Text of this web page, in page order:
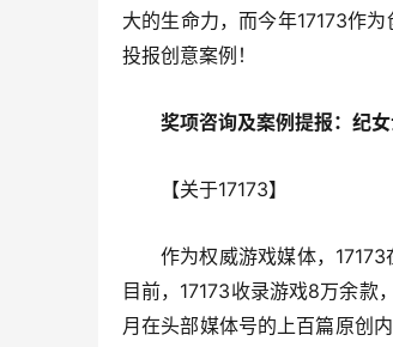
大的生命力，而今年17173作
投报创意案例！
奖项咨询及案例提报：纪
【关于17173】
作为权威游戏媒体，
目前，17173收录游戏8万余
月在头部媒体号的上百篇原创